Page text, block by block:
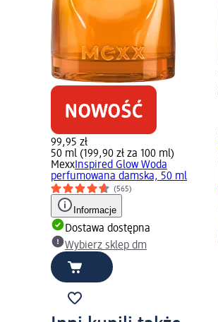
99,95 zł
50 ml (199,90 zł za 100 ml)
Mexx Inspired Glow Woda
perfumowana damska, 50 ml
(565)
Informacje
Dostawa dostępna
Wybierz sklep dm